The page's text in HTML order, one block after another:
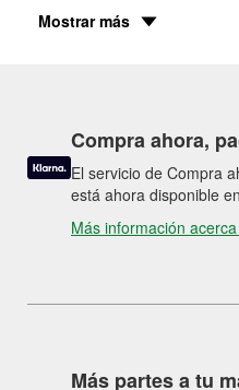
Mostrar más
Compra ahora,
El servicio de Compra
está ahora disponible
Más información
Más partes a tu